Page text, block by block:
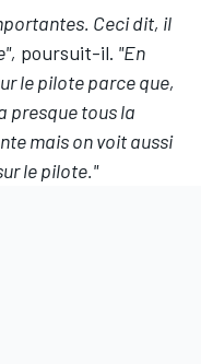
Ceci dit, il
poursuit-il. "En
le pilote parce que,
presque tous la
mais on voit aussi
le pilote."